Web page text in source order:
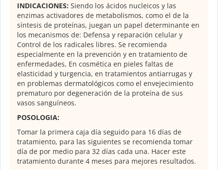
INDICACIONES: Siendo los ácidos nucleicos y las
enzimas activadores de metabolismos, como el de la
síntesis de proteínas, juegan un papel determinante en
los mecanismos de: Defensa y reparación celular y
Control de los radicales libres. Se recomienda
especialmente en la prevención y en tratamiento de
enfermedades, En cosmética en pieles faltas de
elasticidad y turgencia, en tratamientos antiarrugas y
en problemas dermatológicos como el envejecimiento
prematuro por degeneración de la proteína de sus
vasos sanguíneos.
POSOLOGIA:
Tomar la primera caja día seguido para 16 días de
tratamiento, para las siguientes se recomienda tomar
día de por medio para 32 días cada una. Hacer este
tratamiento durante 4 meses para mejores resultados.